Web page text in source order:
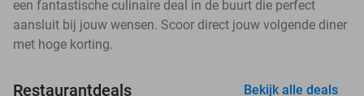
een fantastische culinaire deal in de buurt die perfect
aansluit bij jouw wensen. Scoor direct jouw volgende diner
met hoge korting.
Restaurantdeals Bekijk alle deals